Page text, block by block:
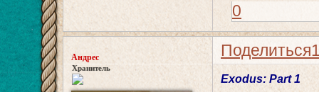
0
Поделиться
Андрес
Хранитель
Exodus: Part 1